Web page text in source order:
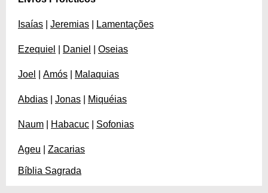
Isaías Jeremias Lamentações
Ezequiel Daniel Oseias
Joel Amós Malaquias
Abdias Jonas Miquéias
Naum Habacuc Sofonias
Ageu Zacarias
Bíblia Sagrada